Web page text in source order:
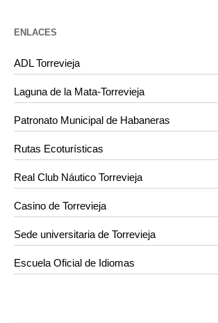
ENLACES
ADL Torrevieja
Laguna de la Mata-Torrevieja
Patronato Municipal de Habaneras
Rutas Ecoturísticas
Real Club Náutico Torrevieja
Casino de Torrevieja
Sede universitaria de Torrevieja
Escuela Oficial de Idiomas